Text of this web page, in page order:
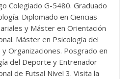
Colegiado G-5480. Graduado
Diplomado en Ciencias
y Máster en Orientación
Máster en Psicología del
Organizaciones. Posgrado en
del Deporte y Entrenador
de Futsal Nivel 3. Visita la